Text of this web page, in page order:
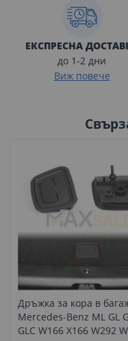
ЕКСПРЕСНА
до 1-2 дни
Виж повече
Дръжка за кора в
Mercedes-Benz ML GL
GLC W166 X166 W292